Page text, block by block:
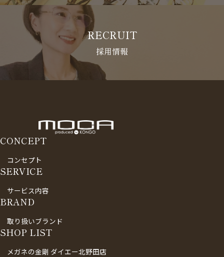
RECRUIT
採用情報
CONCEPT
コンセプト
SERVICE
サービス内容
BRAND
取り扱いブランド
SHOP LIST
メガネの金剛 ダイエー北野田店